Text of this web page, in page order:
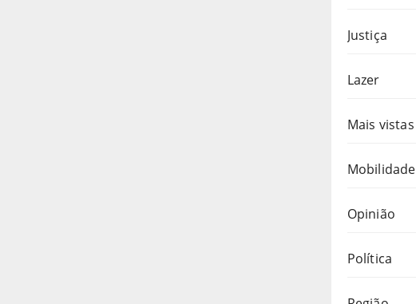
Justiça
Lazer
Mais vistas
Mobilidade
Opinião
Política